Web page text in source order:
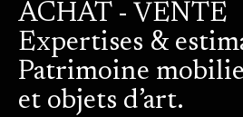
ACHAT - VENTE
Expertises &
Patrimoine
et objets d’art.